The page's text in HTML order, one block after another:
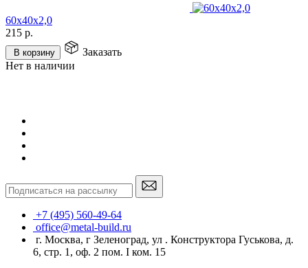
60х40х2,0
215 р.
В корзину
Заказать
Нет в наличии
+7 (495) 560-49-64
office@metal-build.ru
г. Москва, г Зеленоград, ул . Конструктора Гуськова, д.
6, стр. 1, оф. 2 пом. I ком. 15